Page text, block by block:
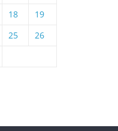
18
19
25
26